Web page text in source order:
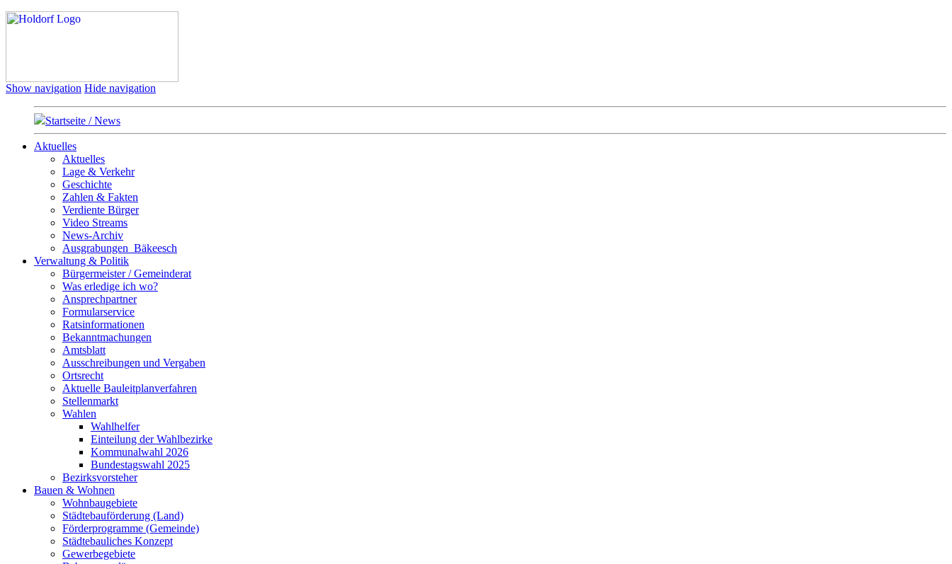
Show navigation Hide navigation
Startseite / News
Aktuelles
Aktuelles
Lage & Verkehr
Geschichte
Zahlen & Fakten
Verdiente Bürger
Video Streams
News-Archiv
Ausgrabungen_Bäkeesch
Verwaltung & Politik
Bürgermeister / Gemeinderat
Was erledige ich wo?
Ansprechpartner
Formularservice
Ratsinformationen
Bekanntmachungen
Amtsblatt
Ausschreibungen und Vergaben
Ortsrecht
Aktuelle Bauleitplanverfahren
Stellenmarkt
Wahlen
Wahlhelfer
Einteilung der Wahlbezirke
Kommunalwahl 2026
Bundestagswahl 2025
Bezirksvorsteher
Bauen & Wohnen
Wohnbaugebiete
Städtebauförderung (Land)
Förderprogramme (Gemeinde)
Städtebauliches Konzept
Gewerbegebiete